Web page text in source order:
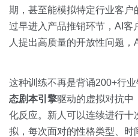
期，甚至能模拟特定行业客户
过早进入产品推销环节，AI客
人提出高质量的开放性问题，
这种训练不再是背诵200+行
态剧本引擎驱动的虚拟对抗中
化反应。新人可以连续进行十
拟，每次面对的性格类型、